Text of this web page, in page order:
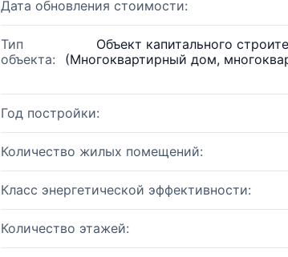
Дата обновления стоимости:
Тип
объекта:
Объект капитального
(Многоквартирный дом,
Год постройки:
Количество жилых помещений:
Класс энергетической эффективности:
Количество этажей: